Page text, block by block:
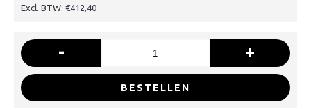
Excl. BTW: €412,40
- +
BESTELLEN